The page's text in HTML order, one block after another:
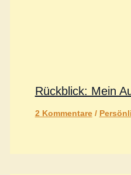
Rückblick: Mein
2 Kommentare /